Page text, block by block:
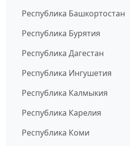
Республика Башкортостан
Республика Бурятия
Республика Дагестан
Республика Ингушетия
Республика Калмыкия
Республика Карелия
Республика Коми